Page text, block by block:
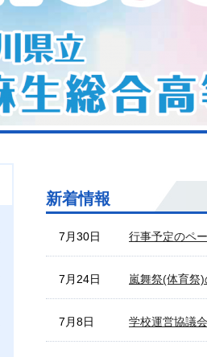
新着情報
7月30日 行事予定のペ
7月24日 嵐舞祭(体育祭)
7月8日 学校運営協議